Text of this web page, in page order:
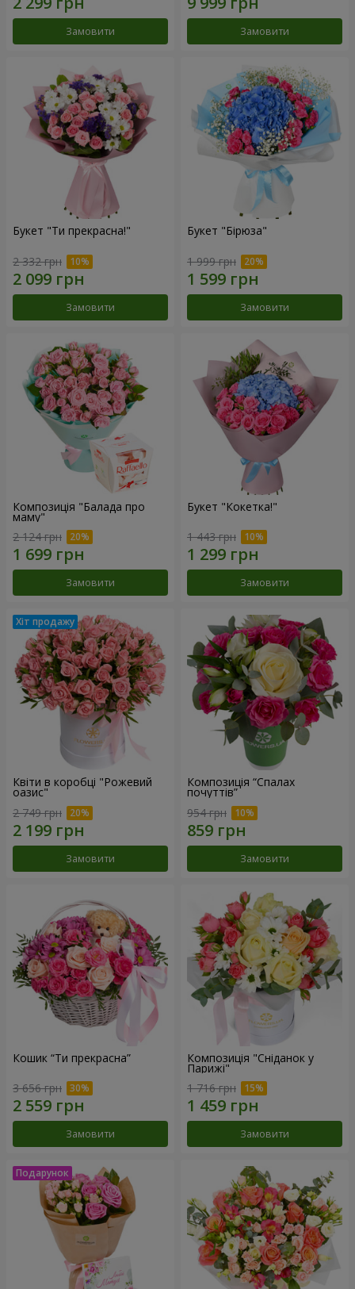
Замовити Замовити
Букет "Ти прекрасна!"
2 332 грн
Замовити
Букет "Бірюза"
1 999 грн
Замовити
Композиція "Балада про
маму"
2 124 грн
Замовити
Букет "Кокетка!"
1 443 грн
Замовити
Квіти в коробці "Рожевий
оазис"
2 749 грн
Замовити
Композиція “Спалах
почуттів”
954 грн
Замовити
Кошик “Ти прекрасна”
3 656 грн
Замовити
Композиція "Сніданок у
Парижі"
1 716 грн
Замовити